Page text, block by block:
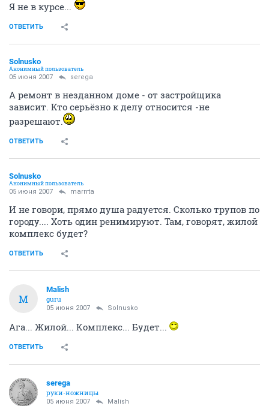
Я не в курсе...
ОТВЕТИТЬ
Solnusko
Анонимный пользователь
05 июня 2007 serega
А ремонт в незданном доме - от застройщика
зависит. Кто серьёзно к делу относится -не
разрешают.
ОТВЕТИТЬ
Solnusko
Анонимный пользователь
05 июня 2007 marrrta
И не говори, прямо душа радуется. Сколько трупов по
городу.... Хоть один ренимируют. Там, говорят, жилой
комплекс будет?
ОТВЕТИТЬ
M
Malish
guru
05 июня 2007 Solnusko
Ага... Жилой... Комплекс... Будет...
ОТВЕТИТЬ
serega
руки-ножницы
05 июня 2007 Malish